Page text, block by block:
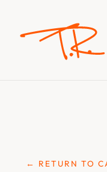
← RETURN TO